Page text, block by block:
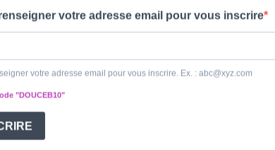
SOULAGEZ VOS REGLES !!
ETE
VOIR LA COLLECTION ÉTÉ